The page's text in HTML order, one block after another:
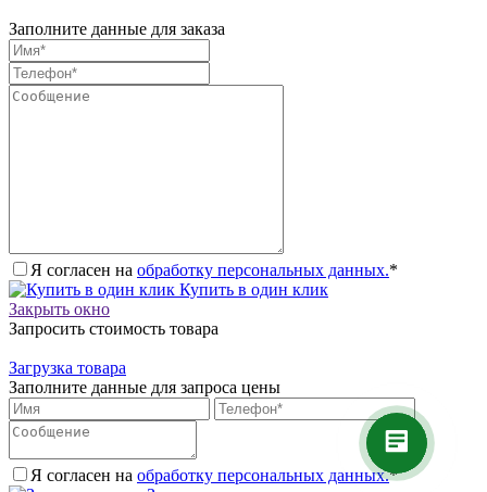
Заполните данные для заказа
Я согласен на обработку персональных данных.*
Купить в один клик
Закрыть окно
Запросить стоимость товара
Загрузка товара
Заполните данные для запроса цены
Я согласен на обработку персональных данных.*